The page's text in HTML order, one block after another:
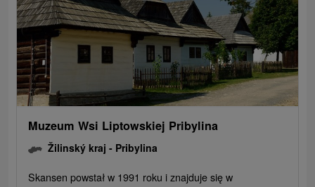
Muzeum Wsi Liptowskiej Pribylina
Žilinský kraj - Pribylina
Skansen powstał w 1991 roku i znajduje się w